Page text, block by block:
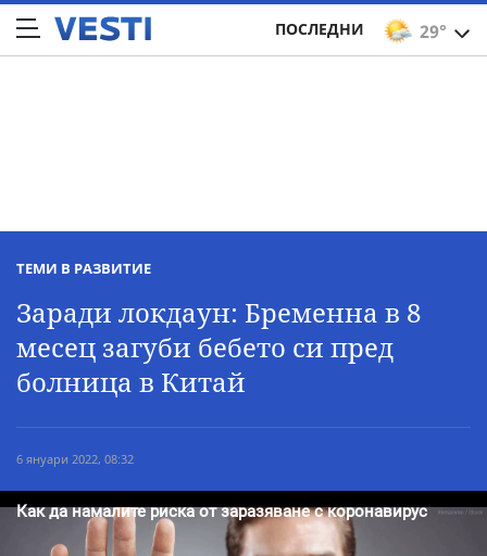
29°
ПОСЛЕДНИ
ТЕМИ В РАЗВИТИЕ
Заради локдаун: Бременна в 8
месец загуби бебето си пред
болница в Китай
6 януари 2022, 08:32